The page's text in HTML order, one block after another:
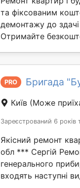
та фіксованим
демонтажу до
Отримайте
PRO Бригада
Київ (Може
Зареєстрований 6 років
Якісний ремонт
обл *** Сергій
генерального
входять наступні